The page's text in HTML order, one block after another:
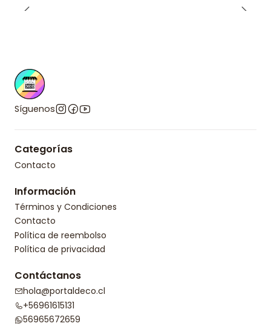
Síguenos
Categorías
Contacto
Información
Términos y Condiciones
Contacto
Política de reembolso
Política de privacidad
Contáctanos
hola@portaldeco.cl
+56961615131
56965672659